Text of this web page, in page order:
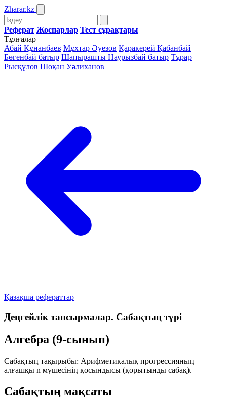
Zharar.kz
Реферат Жоспарлар Тест сұрақтары
Тұлғалар
Абай Құнанбаев Мұхтар Әуезов Қаракерей Қабанбай
Бөгенбай батыр Шапырашты Наурызбай батыр Тұрар
Рысқұлов Шоқан Уәлиханов
Қазақша рефераттар
Деңгейлік тапсырмалар. Сабақтың түрі
Алгебра (9-сынып)
Сабақтың тақырыбы: Арифметикалық прогрессияның
алғашқы n мүшесінің қосындысы (қорытынды сабақ).
Сабақтың мақсаты